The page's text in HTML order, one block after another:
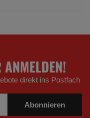
ANMELDEN!
direkt ins Postfach
Abonnieren